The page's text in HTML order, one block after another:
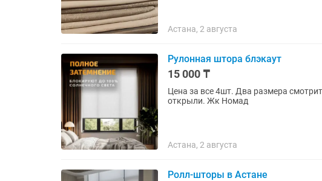
Астана, 2 августа
Рулонная штора блэкаут
15 000 ₸
Цена за все 4шт. Два размера
открыли. Жк Номад
Астана, 2 августа
Ролл-шторы в Астане